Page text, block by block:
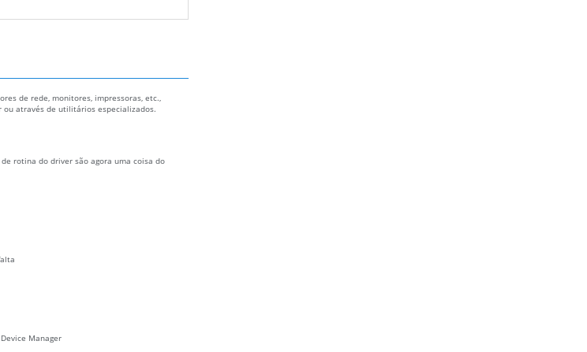
de rede, monitores, impressoras, etc.,
ou através de utilitários especializados.
rotina do driver são agora uma coisa do
Manager